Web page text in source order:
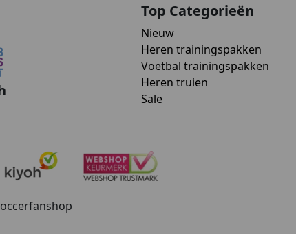
Top Categorieën
Nieuw
Heren trainingspakken
Voetbal trainingspakken
Heren truien
Sale